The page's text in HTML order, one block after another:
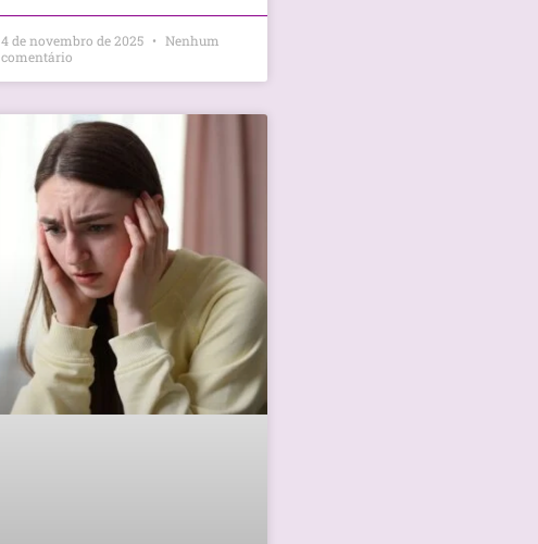
4 de novembro de 2025
Nenhum
comentário